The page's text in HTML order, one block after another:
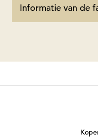
Informatie van de